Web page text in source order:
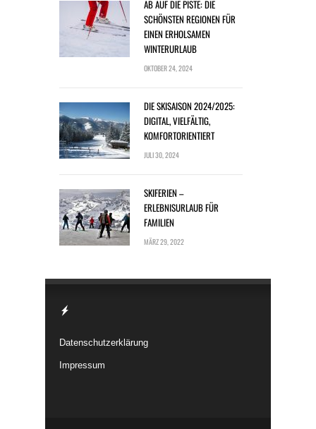
AB AUF DIE PISTE: DIE
SCHÖNSTEN REGIONEN FÜR
EINEN ERHOLSAMEN
WINTERURLAUB
OKTOBER 24, 2024
DIE SKISAISON 2024/2025:
DIGITAL, VIELFÄLTIG,
KOMFORTORIENTIERT
JULI 30, 2024
SKIFERIEN –
ERLEBNISURLAUB FÜR
FAMILIEN
MÄRZ 29, 2022
Datenschutzerklärung
Impressum